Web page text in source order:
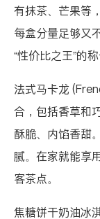
有抹茶、芒果等
每盒分量足够又
“性价比之王”的
法式马卡龙
合，包括香草和
酥脆、内馅香甜
腻。在家就能享
客茶点。
焦糖饼干奶油冰